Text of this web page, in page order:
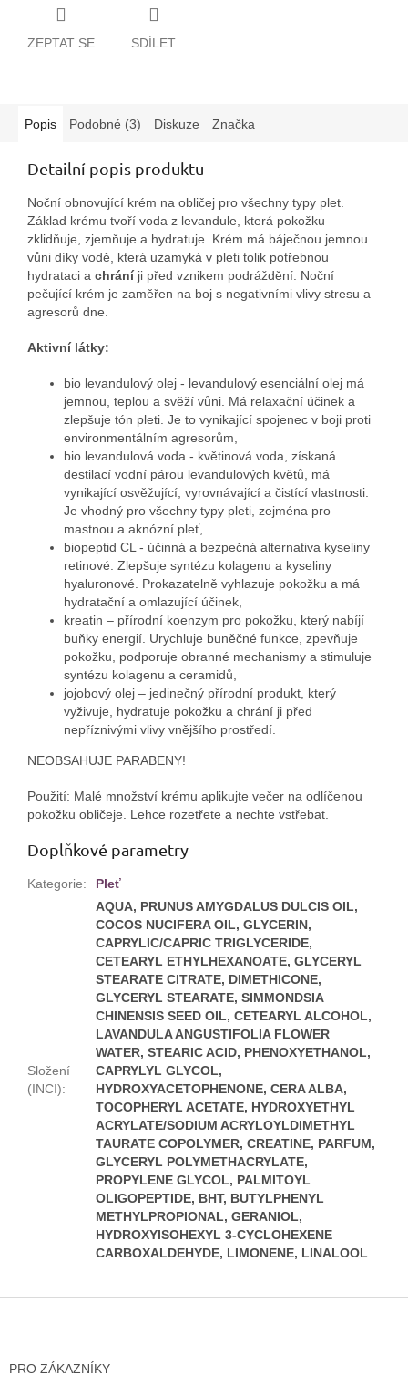
ZEPTAT SE SDÍLET
Popis Podobné (3) Diskuze Značka
Detailní popis produktu
Noční obnovující krém na obličej pro všechny typy plet.
Základ krému tvoří voda z levandule, která pokožku
zklidňuje, zjemňuje a hydratuje. Krém má báječnou jemnou
vůni díky vodě, která uzamyká v pleti tolik potřebnou
hydrataci a chráníji před vznikem podráždění. Noční
pečující krém je zaměřen na boj s negativními vlivy stresu a
agresorů dne.
Aktivní látky:
bio levandulový olej - levandulový esenciální olej má
jemnou, teplou a svěží vůni. Má relaxační účinek a
zlepšuje tón pleti. Je to vynikající spojenec v boji proti
environmentálním agresorům,
bio levandulová voda - květinová voda, získaná
destilací vodní párou levandulových květů, má
vynikající osvěžující, vyrovnávající a čistící vlastnosti.
Je vhodný pro všechny typy pleti, zejména pro
mastnou a aknózní pleť,
biopeptid CL - účinná a bezpečná alternativa kyseliny
retinové. Zlepšuje syntézu kolagenu a kyseliny
hyaluronové. Prokazatelně vyhlazuje pokožku a má
hydratační a omlazující účinek,
kreatin – přírodní koenzym pro pokožku, který nabíjí
buňky energií. Urychluje buněčné funkce, zpevňuje
pokožku, podporuje obranné mechanismy a stimuluje
syntézu kolagenu a ceramidů,
jojobový olej – jedinečný přírodní produkt, který
vyživuje, hydratuje pokožku a chrání ji před
nepříznivými vlivy vnějšího prostředí.
NEOBSAHUJE PARABENY!
Použití: Malé množství krému aplikujte večer na odlíčenou
pokožku obličeje. Lehce rozetřete a nechte vstřebat.
Doplňkové parametry
Kategorie: Pleť
Složení
(INCI):
AQUA, PRUNUS AMYGDALUS DULCIS OIL,
COCOS NUCIFERA OIL, GLYCERIN,
CAPRYLIC/CAPRIC TRIGLYCERIDE,
CETEARYL ETHYLHEXANOATE, GLYCERYL
STEARATE CITRATE, DIMETHICONE,
GLYCERYL STEARATE, SIMMONDSIA
CHINENSIS SEED OIL, CETEARYL ALCOHOL,
LAVANDULA ANGUSTIFOLIA FLOWER
WATER, STEARIC ACID, PHENOXYETHANOL,
CAPRYLYL GLYCOL,
HYDROXYACETOPHENONE, CERA ALBA,
TOCOPHERYL ACETATE, HYDROXYETHYL
ACRYLATE/SODIUM ACRYLOYLDIMETHYL
TAURATE COPOLYMER, CREATINE, PARFUM,
GLYCERYL POLYMETHACRYLATE,
PROPYLENE GLYCOL, PALMITOYL
OLIGOPEPTIDE, BHT, BUTYLPHENYL
METHYLPROPIONAL, GERANIOL,
HYDROXYISOHEXYL 3-CYCLOHEXENE
CARBOXALDEHYDE, LIMONENE, LINALOOL
Z
PRO ZÁKAZNÍKY